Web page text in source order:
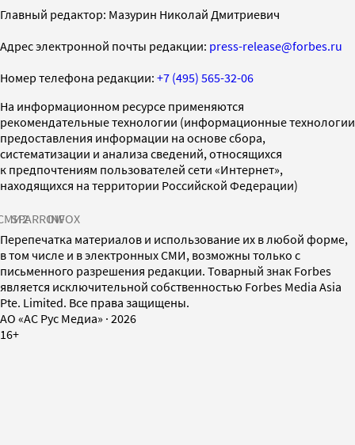
Главный редактор: Мазурин Николай Дмитриевич
Адрес электронной почты редакции: press-release@forbes.ru
Номер телефона редакции: +7 (495) 565-32-06
На информационном ресурсе применяются
рекомендательные технологии (информационные технологии
предоставления информации на основе сбора,
систематизации и анализа сведений, относящихся
к предпочтениям пользователей сети «Интернет»,
находящихся на территории Российской Федерации)
SPARROWINFOX
Перепечатка материалов и использование их в любой форме,
в том числе и в электронных СМИ, возможны только с
письменного разрешения редакции. Товарный знак Forbes
является исключительной собственностью Forbes Media Asia
Pte. Limited. Все права защищены.
AO «АС Рус Медиа» · 2026
16+